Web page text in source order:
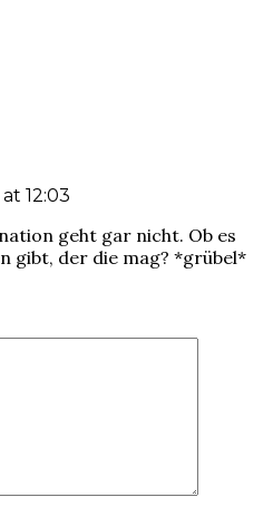
12:03
geht gar nicht. Ob es
gibt, der die mag? *grübel*